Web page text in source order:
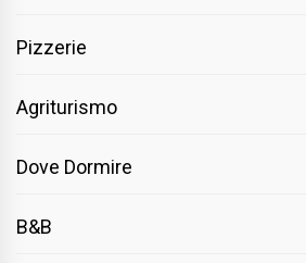
Pizzerie
Agriturismo
Dove Dormire
B&B